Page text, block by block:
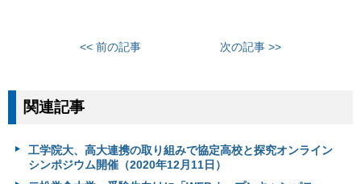
<< 前の記事 次の記事 >>
関連記事
工学院大、高大連携の取り組みで協定高校と探究オンライン
シンポジウム開催（2020年12月11日）